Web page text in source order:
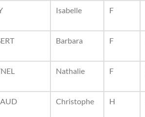
Isabelle F
Barbara F
Nathalie F
Christophe H